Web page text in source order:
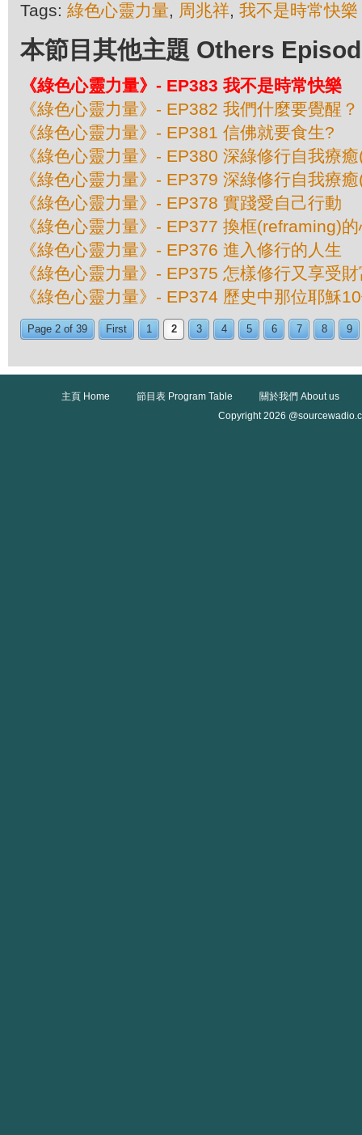
Tags: 綠色心靈力量, 周兆祥, 我不是時常快樂
本節目其他主題 Others
《綠色心靈力量》- EP383 我不是時常快樂
《綠色心靈力量》- EP382 我們什麼要覺醒？
《綠色心靈力量》- EP381 信佛就要食生?
《綠色心靈力量》- EP380 深綠修行自我療
《綠色心靈力量》- EP379 深綠修行自我療
《綠色心靈力量》- EP378 實踐愛自己行動
《綠色心靈力量》- EP377 換框(reframing)
《綠色心靈力量》- EP376 進入修行的人生
《綠色心靈力量》- EP375 怎樣修行又享受
《綠色心靈力量》- EP374 歷史中那位耶穌
Page 2 of 39 First 1 2 3 4 5 6 7 8 9
主頁 Home 節目表 Program Table
關於我們 About us
Copyright 2026